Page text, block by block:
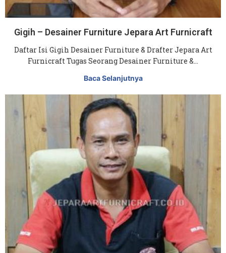
Gigih – Desainer Furniture Jepara Art Furnicraft
Daftar Isi Gigih Desainer Furniture & Drafter Jepara Art
Furnicraft Tugas Seorang Desainer Furniture &…
Baca Selanjutnya